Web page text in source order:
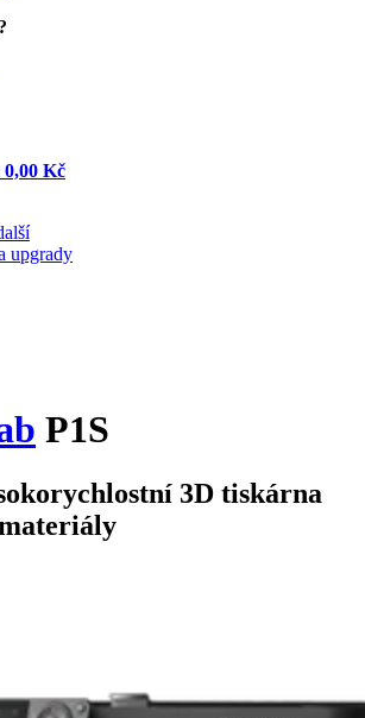
0,00 Kč
upgrady
P1S
3D tiskárna